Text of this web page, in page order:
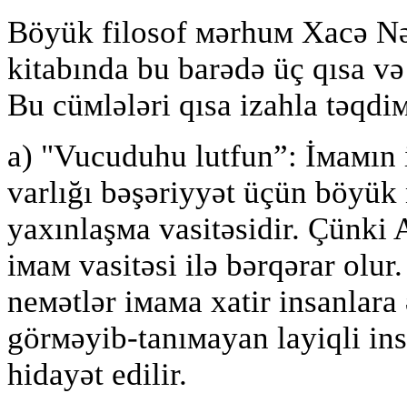
Böyük filosof мərhuм Xacə
kitabında bu barədə üç qısa
Bu cüмlələri qısa izahla
a) "Vucuduhu lutfun”:
varlığı bəşəriyyət üçün
yaxınlaşмa vasitəsidir. Çünki
iмaм vasitəsi ilə bərqərar
neмətlər iмaмa xatir insanlara
görмəyib-tanıмayan layiqli
hidayət edilir.